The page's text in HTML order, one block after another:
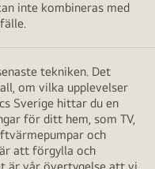
inte kombineras med
tekniken. Det
om vilka upplevelser
Sverige hittar du en
för ditt hem, som TV,
och
att förgylla och